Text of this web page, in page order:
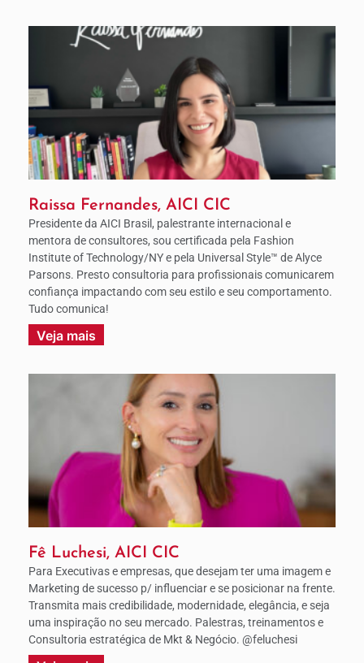
Raissa Fernandes, AICI CIC
Presidente da AICI Brasil, palestrante internacional e
mentora de consultores, sou certificada pela Fashion
Institute of Technology/NY e pela Universal Style™ de Alyce
Parsons. Presto consultoria para profissionais comunicarem
confiança impactando com seu estilo e seu comportamento.
Tudo comunica!
Veja mais
Fê Luchesi, AICI CIC
Para Executivas e empresas, que desejam ter uma imagem e
Marketing de sucesso p/ influenciar e se posicionar na frente.
Transmita mais credibilidade, modernidade, elegância, e seja
uma inspiração no seu mercado. Palestras, treinamentos e
Consultoria estratégica de Mkt & Negócio. @feluchesi